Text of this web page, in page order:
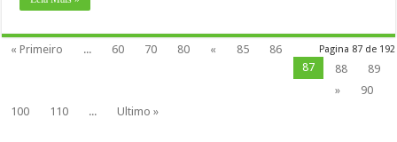
Pagina 87 de 192
« Primeiro ... 60 70 80 « 85
86
87
88
89
»
90
100
110 ... Ultimo »